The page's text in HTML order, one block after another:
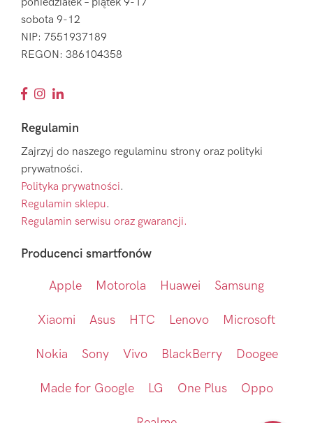
sobota 9-12
NIP: 7551937189
REGON: 386104358
Regulamin
Zajrzyj do naszego regulaminu strony oraz polityki
prywatności.
Polityka prywatności.
Regulamin sklepu.
Regulamin serwisu oraz gwarancji.
Producenci smartfonów
Apple Motorola Huawei Samsung
Xiaomi Asus HTC Lenovo Microsoft
Nokia Sony Vivo BlackBerry Doogee
Made for Google LG One Plus Oppo